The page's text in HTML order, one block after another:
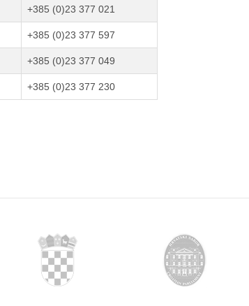
+385 (0)23 377 021
+385 (0)23 377 597
+385 (0)23 377 049
+385 (0)23 377 230